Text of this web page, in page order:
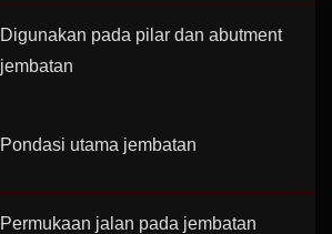
Digunakan pada pilar dan abutment
jembatan
Pondasi utama jembatan
Permukaan jalan pada jembatan